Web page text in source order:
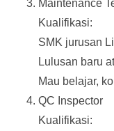
Maintenance
Kualifikasi:
SMK jurusan
Lulusan baru
Mau belajar,
QC Inspector
Kualifikasi: